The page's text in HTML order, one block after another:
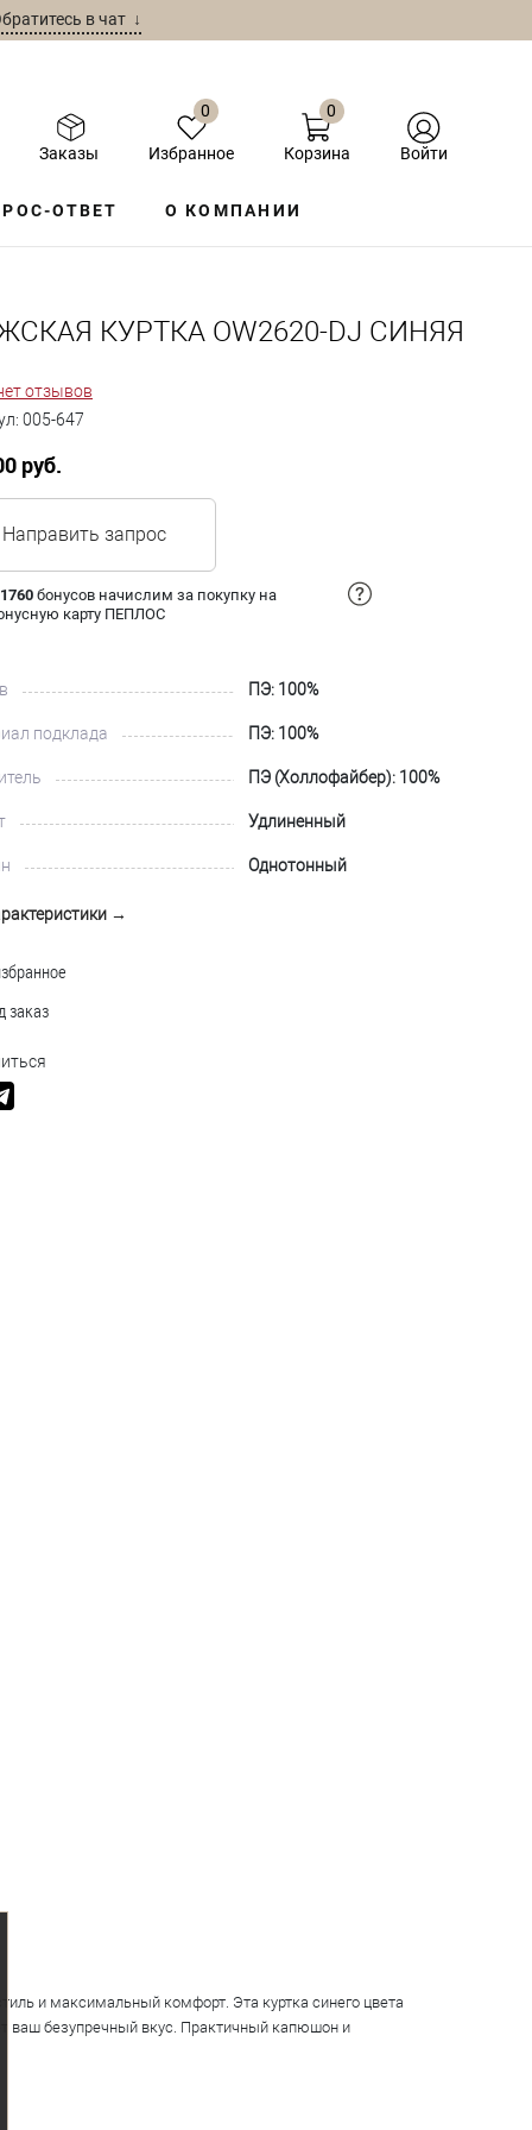
в чат ↓
Заказы
0
Избранное
0
Корзина Войти
ОТВЕТ О КОМПАНИИ
КУРТКА OW2620-DJ СИНЯЯ
отзывов
005-647
руб.
Направить запрос
бонусов начислим за покупку на
карту ПЕПЛОС
ПЭ: 100%
подклада ПЭ: 100%
ПЭ (Холлофайбер): 100%
Удлиненный
Однотонный
→
заказ
и максимальный комфорт. Эта куртка синего цвета
ваш безупречный вкус. Практичный капюшон и